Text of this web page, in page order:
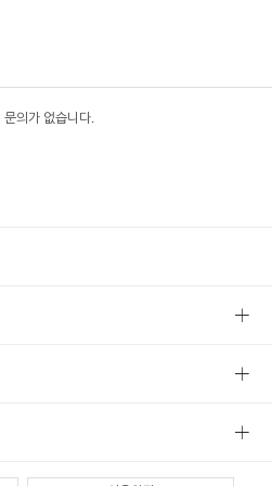
문의가 없습니다.